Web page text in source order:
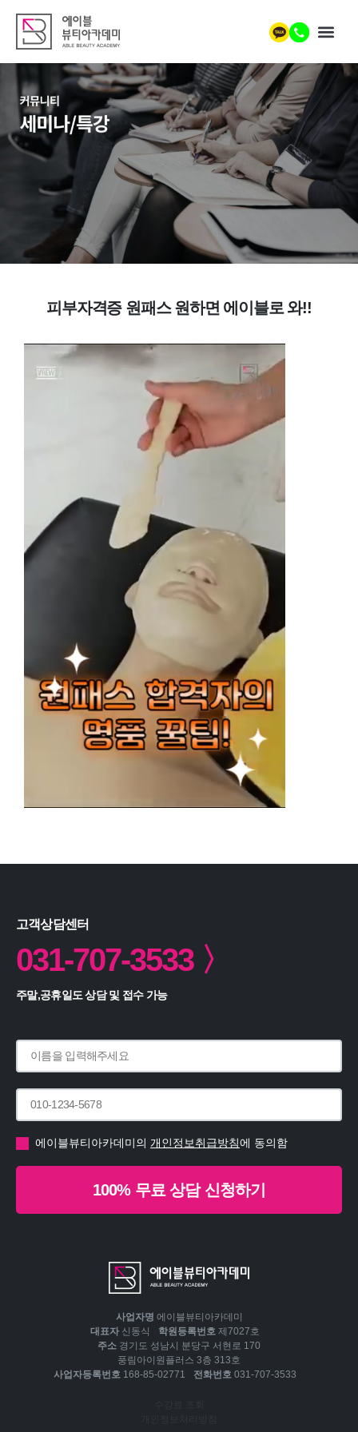
피부자격증 원패스 원하면 에이블로 와!!
고객상담센터
031-707-3533 〉
주말,공휴일도 상담 및 접수 가능
에이블뷰티아카데미의 개인정보취급방침에 동의함
100% 무료 상담 신청하기
사업자명 에이블뷰티아카데미
대표자 신동식 학원등록번호 제7027호
주소 경기도 성남시 분당구 서현로 170
풍림아이원플러스 3층 313호
사업자등록번호 168-85-02771 전화번호 031-707-3533